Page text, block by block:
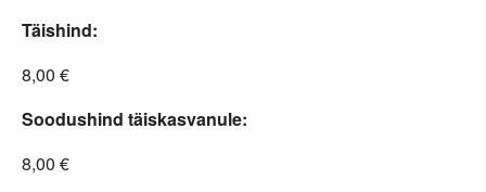
Täishind:
8,00 €
Soodushind täiskasvanule:
8,00 €